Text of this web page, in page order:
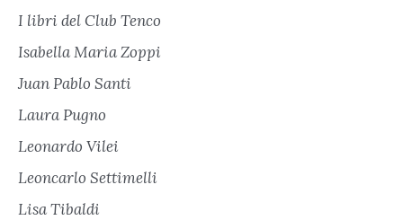
I libri del Club Tenco
Isabella Maria Zoppi
Juan Pablo Santi
Laura Pugno
Leonardo Vilei
Leoncarlo Settimelli
Lisa Tibaldi